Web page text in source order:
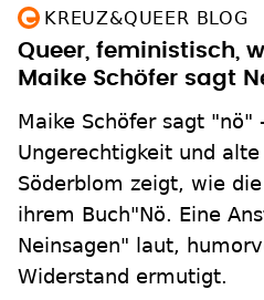
KREUZ&QUEER BLOG
Queer, feministisch,
Maike Schöfer sagt
Maike Schöfer sagt "nö"
Ungerechtigkeit und alte
Söderblom zeigt, wie
ihrem Buch"Nö. Eine
Neinsagen" laut,
Widerstand ermutigt.